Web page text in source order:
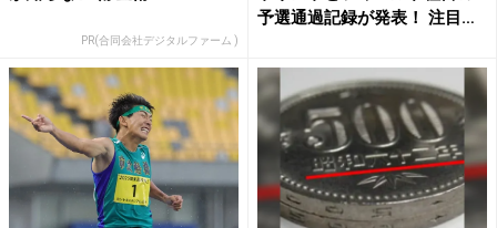
PR(合同会社デジタルファーム )
予選通過記録が発表！ 注目